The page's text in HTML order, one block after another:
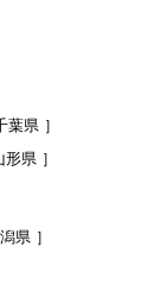
県 ］
県 ］
県 ］